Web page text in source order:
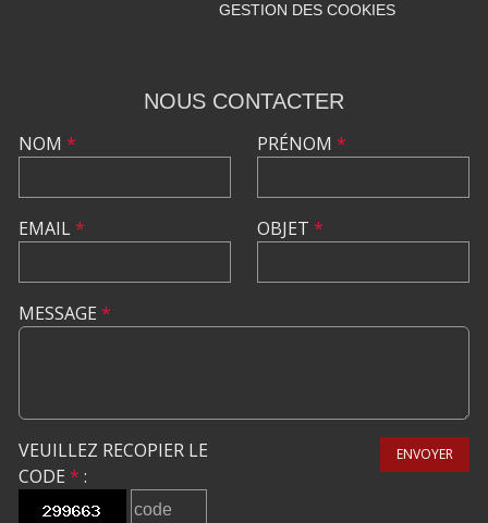
GESTION DES COOKIES
NOUS CONTACTER
NOM *
EMAIL*
PRÉNOM *
OBJET *
MESSAGE *
VEUILLEZ RECOPIER LE
CODE * :
ENVOYER